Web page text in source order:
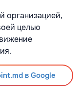
организацией,
целью
в Google